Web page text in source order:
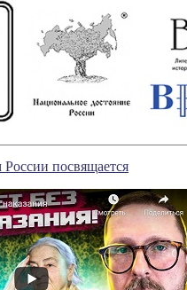
посвящается